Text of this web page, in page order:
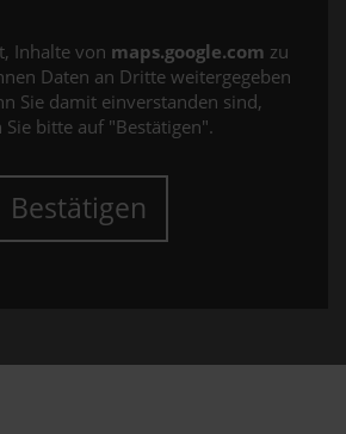
Inhalte von maps.google.com zu
Daten an Dritte weitergegeben
Sie damit einverstanden sind,
Sie bitte auf "Bestätigen".
Bestätigen